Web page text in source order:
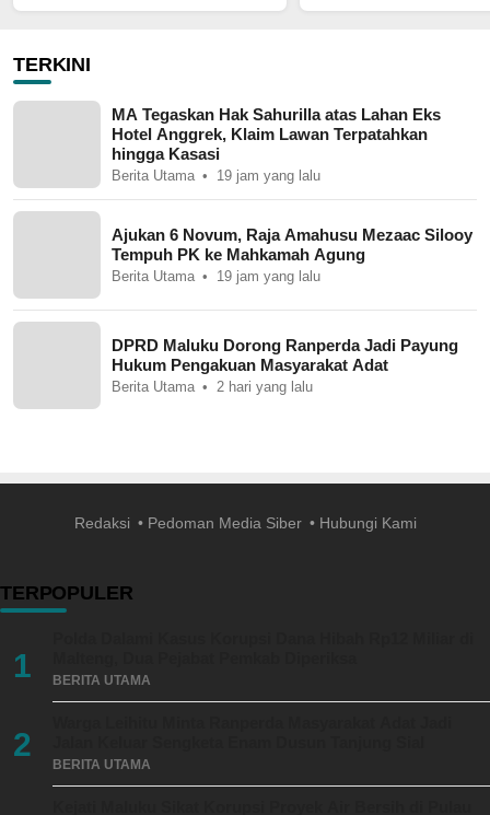
TERKINI
MA Tegaskan Hak Sahurilla atas Lahan Eks
Hotel Anggrek, Klaim Lawan Terpatahkan
hingga Kasasi
Berita Utama 19 jam yang lalu
Ajukan 6 Novum, Raja Amahusu Mezaac Silooy
Tempuh PK ke Mahkamah Agung
Berita Utama 19 jam yang lalu
DPRD Maluku Dorong Ranperda Jadi Payung
Hukum Pengakuan Masyarakat Adat
Berita Utama 2 hari yang lalu
Redaksi Pedoman Media Siber Hubungi Kami
TERPOPULER
1 BERITA UTAMA
2
BERITA UTAMA